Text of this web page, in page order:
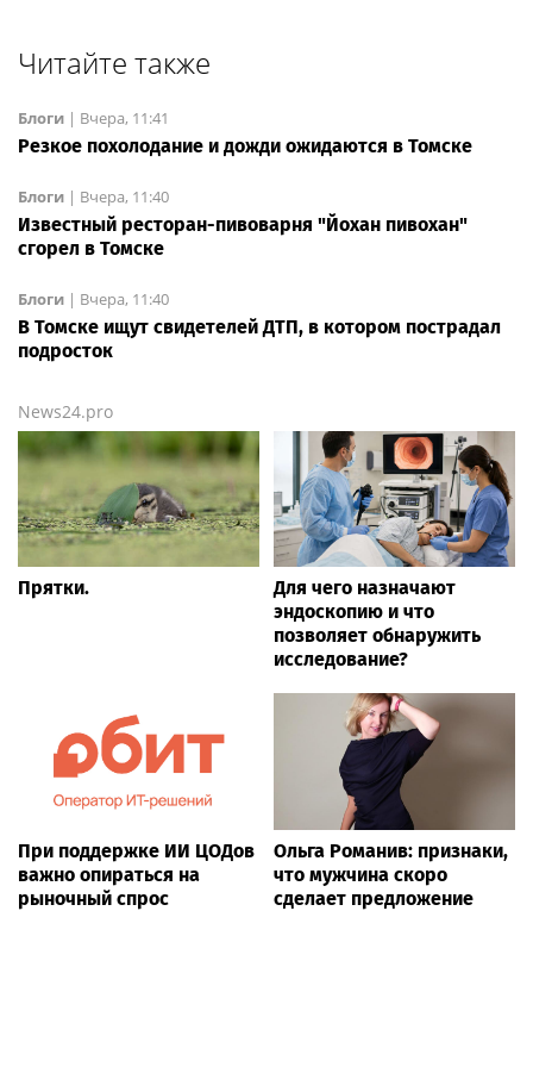
Читайте также
Блоги | Вчера, 11:41
Резкое похолодание и дожди ожидаются в Томске
Блоги | Вчера, 11:40
Известный ресторан-пивоварня "Йохан пивохан"
сгорел в Томске
Блоги | Вчера, 11:40
В Томске ищут свидетелей ДТП, в котором пострадал
подросток
News24.pro
Прятки.
Для чего назначают
эндоскопию и что
позволяет обнаружить
исследование?
При поддержке ИИ ЦОДов
важно опираться на
рыночный спрос
Ольга Романив: признаки,
что мужчина скоро
сделает предложение